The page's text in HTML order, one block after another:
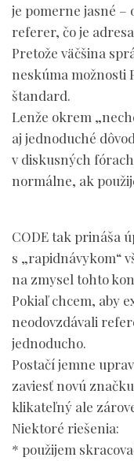
je pomerne jasné –
referer, čo je
Pretože väčšina
neskúma možnosti
štandard.
Lenže okrem
aj jednoduché
v diskusných
normálne, ak
CODE tak prináša
s „rapidnávykom“
na zmysel tohto
Pokiaľ chcem, aby
neodovzdávali
jednoducho.
Postačí jemne
zaviesť novú
klikateľný ale
Niektoré riešenia:
* použijem